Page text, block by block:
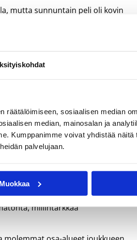
räätälöimiseen, sosiaalisen median
median, mainosalan ja
Kumppanimme voivat yhdistää näitä
palvelujaan.
Muokkaa
mutta sunnuntain peli oli kovin
maajoukkuetasolla.
NBA-mies, Atlanta Hawksin
pallossa enemmän kuin
johon on helppo
millintarkkaa